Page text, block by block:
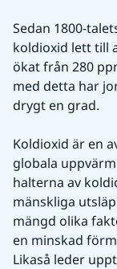
Sedan 1800-
koldioxid lett till
ökat från 280
med detta har
drygt en grad.
Koldioxid är en
globala
halterna av
mänskliga
mängd olika
en minskad
Likaså leder